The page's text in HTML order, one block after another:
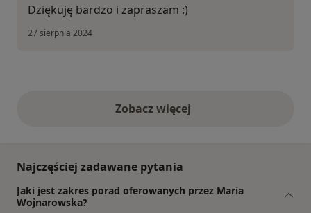
Dziękuję bardzo i zapraszam :)
27 sierpnia 2024
Zobacz więcejopinie powyżej
Najczęściej zadawane pytania
Jaki jest zakres porad oferowanych przez Maria
Wojnarowska?